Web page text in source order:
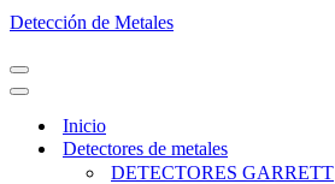
Detección de Metales
MENÚ
DE
NAVEGACIÓN
MENÚ
DE
NAVEGACIÓN
Inicio
Detectores de metales
DETECTORES GARRETT